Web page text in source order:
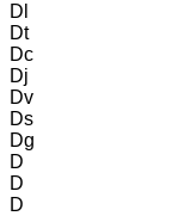
Dl
Dt
Dc
Dj
Dv
Ds
Dg
D
D
D